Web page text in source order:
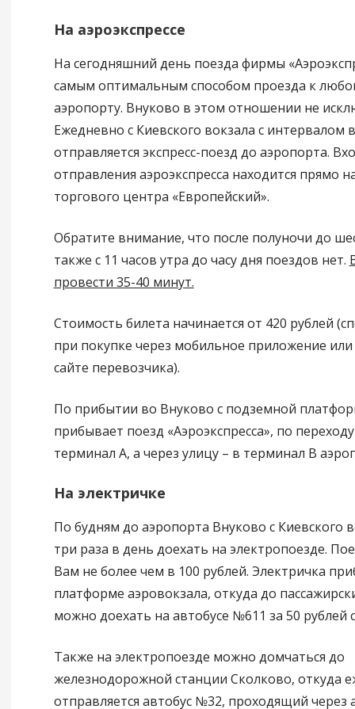
На аэроэкспрессе
На сегодняшний день поезда фирмы
самым оптимальным способом проезда к
аэропорту. Внуково в этом отношении не
Ежедневно с Киевского вокзала с интервалом
отправляется экспресс-поезд до аэропорта.
отправления аэроэкспресса находится прямо
торгового центра «Европейский».
Обратите внимание, что после полуночи до
также с 11 часов утра до часу дня поездов нет.
провести 35-40 минут.
Стоимость билета начинается от 420 рублей
при покупке через мобильное приложение
сайте перевозчика).
По прибытии во Внуково с подземной
прибывает поезд «Аэроэкспресса», по
терминал А, а через улицу – в терминал В
На электричке
По будням до аэропорта Внуково с Киевского
три раза в день доехать на электропоезде.
Вам не более чем в 100 рублей. Электричка
платформе аэровокзала, откуда до
можно доехать на автобусе №611 за 50 рублей
Также на электропоезде можно домчаться до
железнодорожной станции Сколково, откуда
отправляется автобус №32, проходящий через